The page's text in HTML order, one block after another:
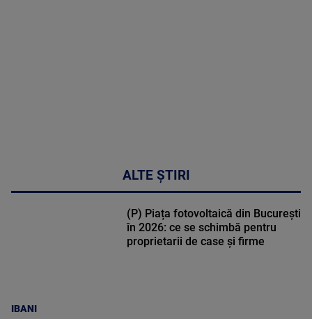
ALTE ȘTIRI
IBANI
(P) Piața fotovoltaică din București
în 2026: ce se schimbă pentru
proprietarii de case și firme